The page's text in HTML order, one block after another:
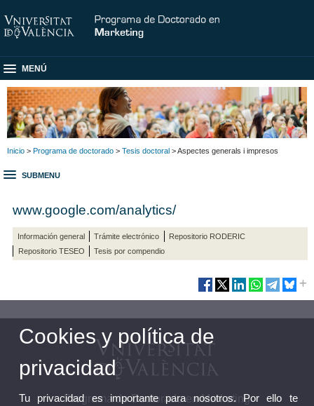
MENÚ
Inicio > Programa de doctorado > Tesis doctoral > Aspectes generals i impresos
SUBMENU
www.google.com/analytics/
Información general Trámite electrónico
Repositorio RODERIC
Repositorio TESEO
Tesis por compendio
Programa de Doctorado en Marketing
Cookies y política de
privacidad
Tu privacidad es importante para nosotros. Por ello te